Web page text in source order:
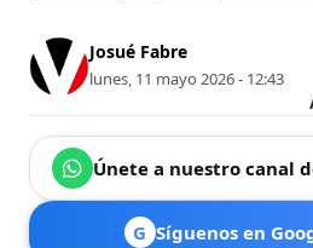
Josué Fabre
lunes, 11 mayo 2026 - 12:43
Únete a nuestro canal
G Síguenos en